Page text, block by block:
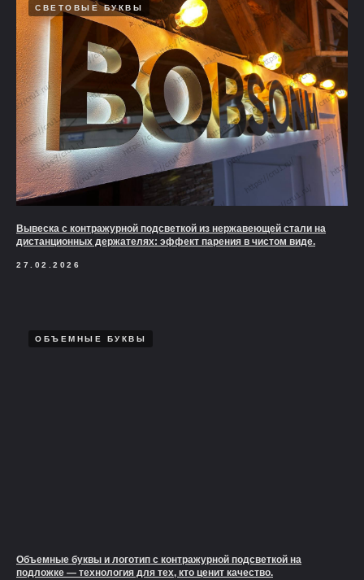
СВЕТОВЫЕ БУКВЫ
Вывеска с контражурной подсветкой из нержавеющей стали на
дистанционных держателях: эффект парения в чистом виде.
27.02.2026
ОБЪЕМНЫЕ БУКВЫ
Объемные буквы и логотип с контражурной подсветкой на
подложке — технология для тех, кто ценит качество.